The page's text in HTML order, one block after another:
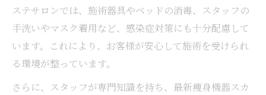
ステサロンでは、施術器具やベッドの消毒、スタッフの
手洗いやマスク着用など、感染症対策にも十分配慮して
います。これにより、お客様が安心して施術を受けられ
る環境が整っています。
さらに、スタッフが専門知識を持ち、最新痩身機器スカ